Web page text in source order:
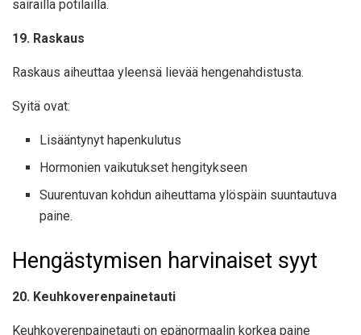
sairailla potilailla.
19. Raskaus
Raskaus aiheuttaa yleensä lievää hengenahdistusta.
Syitä ovat:
Lisääntynyt hapenkulutus
Hormonien vaikutukset hengitykseen
Suurentuvan kohdun aiheuttama ylöspäin suuntautuva
paine.
Hengästymisen harvinaiset syyt
20. Keuhkoverenpainetauti
Keuhkoverenpainetauti on epänormaalin korkea paine